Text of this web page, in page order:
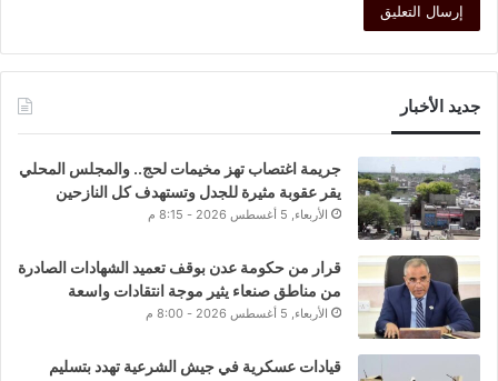
جديد الأخبار
جريمة اغتصاب تهز مخيمات لحج.. والمجلس المحلي
يقر عقوبة مثيرة للجدل وتستهدف كل النازحين
الأربعاء, 5 أغسطس 2026 - 8:15 م
قرار من حكومة عدن بوقف تعميد الشهادات الصادرة
من مناطق صنعاء يثير موجة انتقادات واسعة
الأربعاء, 5 أغسطس 2026 - 8:00 م
قيادات عسكرية في جيش الشرعية تهدد بتسليم